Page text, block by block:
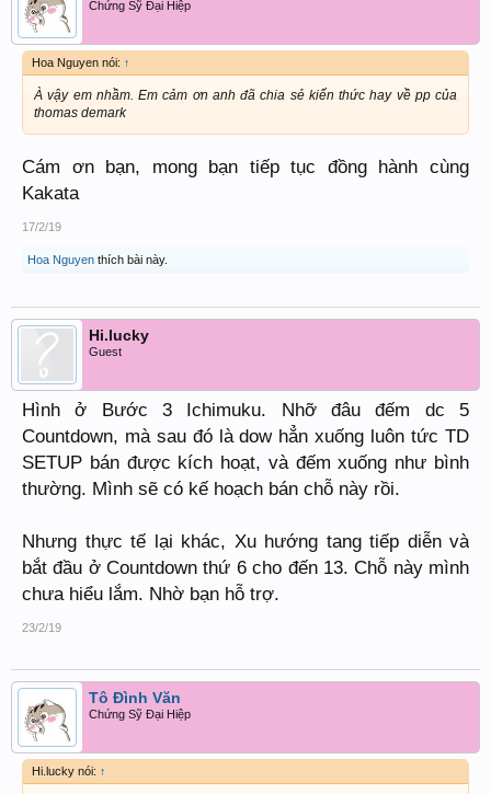
Demark
Tô Đình Văn
Chứng Sỹ Đại Hiệp
Hoa Nguyen nói: ↑
À vậy em nhầm. Em cảm ơn anh đã chia sẻ kiến thức hay về pp của
thomas demark
Cám ơn bạn, mong bạn tiếp tục đồng hành cùng
Kakata
17/2/19
Hoa Nguyen thích bài này.
Hi.lucky
Guest
Hình ở Bước 3 Ichimuku. Nhỡ đâu đếm dc 5
Countdown, mà sau đó là dow hẳn xuống luôn tức TD
SETUP bán được kích hoạt, và đếm xuống như bình
thường. Mình sẽ có kế hoạch bán chỗ này rồi.
Nhưng thực tế lại khác, Xu hướng tang tiếp diễn và
bắt đầu ở Countdown thứ 6 cho đến 13. Chỗ này mình
chưa hiểu lắm. Nhờ bạn hỗ trợ.
23/2/19
Tô Đình Văn
Chứng Sỹ Đại Hiệp
Hi.lucky nói: ↑